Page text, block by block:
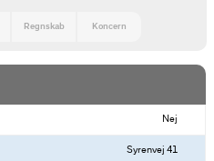
Regnskab Koncern
Nej
Syrenvej 41